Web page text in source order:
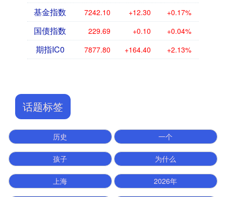
基金指数 7242.10 +12.30 +0.17%
国债指数 229.69 +0.10 +0.04%
期指IC0 7877.80 +164.40 +2.13%
话题标签
历史 一个
孩子 为什么
上海 2026年